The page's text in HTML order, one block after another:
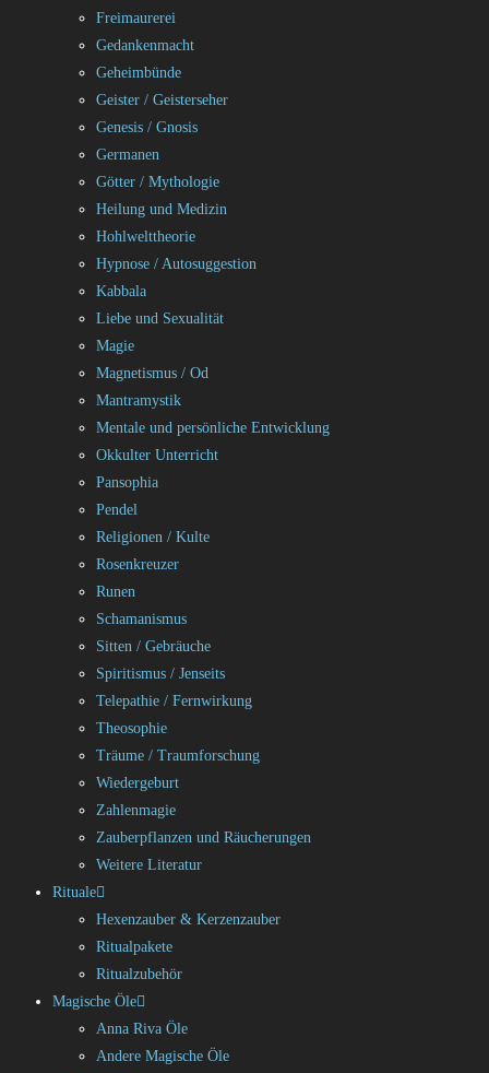
Freimaurerei
Gedankenmacht
Geheimbünde
Geister / Geisterseher
Genesis / Gnosis
Germanen
Götter / Mythologie
Heilung und Medizin
Hohlwelttheorie
Hypnose / Autosuggestion
Kabbala
Liebe und Sexualität
Magie
Magnetismus / Od
Mantramystik
Mentale und persönliche Entwicklung
Okkulter Unterricht
Pansophia
Pendel
Religionen / Kulte
Rosenkreuzer
Runen
Schamanismus
Sitten / Gebräuche
Spiritismus / Jenseits
Telepathie / Fernwirkung
Theosophie
Träume / Traumforschung
Wiedergeburt
Zahlenmagie
Zauberpflanzen und Räucherungen
Weitere Literatur
Rituale
Hexenzauber & Kerzenzauber
Ritualpakete
Ritualzubehör
Magische Öle
Anna Riva Öle
Andere Magische Öle